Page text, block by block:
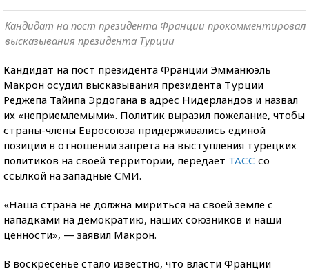
Кандидат на пост президента Франции прокомментировал
высказывания президента Турции
Кандидат на пост президента Франции Эмманюэль
Макрон осудил высказывания президента Турции
Реджепа Тайипа Эрдогана в адрес Нидерландов и назвал
их «неприемлемыми». Политик выразил пожелание, чтобы
страны-члены Евросоюза придерживались единой
позиции в отношении запрета на выступления турецких
политиков на своей территории, передает ТАСС со
ссылкой на западные СМИ.
«Наша страна не должна мириться на своей земле с
нападками на демократию, наших союзников и наши
ценности», — заявил Макрон.
В воскресенье стало известно, что власти Франции